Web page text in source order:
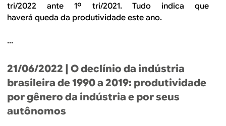
tri/2022 ante 1º tri/2021. Tudo indica que
haverá queda da produtividade este ano.
...
21/06/2022 | O declínio da indústria
brasileira de 1990 a 2019: produtividade
por gênero da indústria e por seus
autônomos